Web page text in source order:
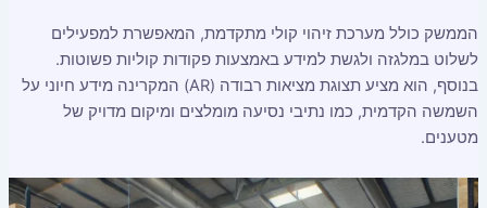
הממשק כולל מערכת זיהוי קולי מתקדמת, המאפשרת למפעילים
לשלוט במלגזה ולגשת למידע באמצעות פקודות קוליות פשוטות.
בנוסף, הוא מציע תצוגת מציאות רבודה (AR) המקרינה מידע חיוני על
השמשה הקדמית, כמו נתיבי נסיעה מומלצים ומיקום מדויק של
מטענים.